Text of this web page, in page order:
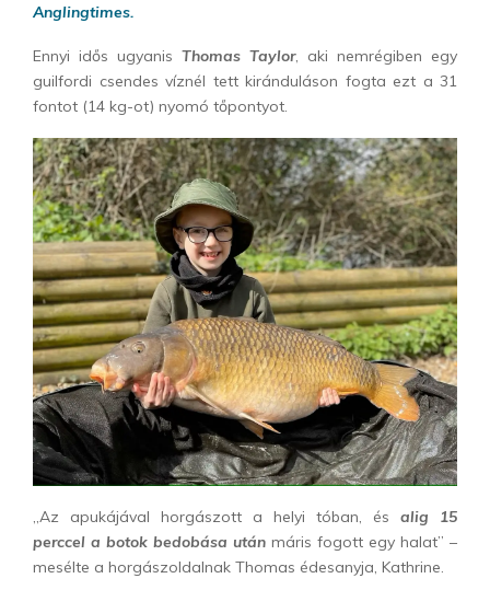
Anglingtimes.
Ennyi idős ugyanis Thomas Taylor, aki nemrégiben egy
guilfordi csendes víznél tett kiránduláson fogta ezt a 31
fontot (14 kg-ot) nyomó tőpontyot.
„Az apukájával horgászott a helyi tóban, és alig 15
perccel a botok bedobása után máris fogott egy halat” –
mesélte a horgászoldalnak Thomas édesanyja, Kathrine.